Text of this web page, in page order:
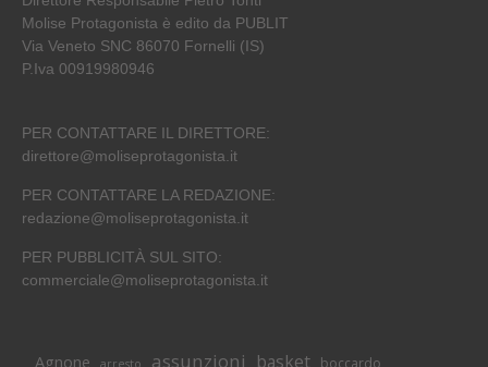
Molise Protagonista è edito da PUBLIT
Via Veneto SNC 86070 Fornelli (IS)
P.Iva 00919980946
PER CONTATTARE IL DIRETTORE:
direttore@moliseprotagonista.it
PER CONTATTARE LA REDAZIONE:
redazione@moliseprotagonista.it
PER PUBBLICITÀ SUL SITO:
commerciale@moliseprotagonista.it
Agnone arresto assunzioni basket boccardo